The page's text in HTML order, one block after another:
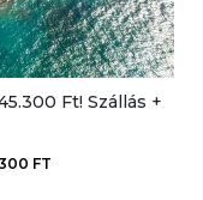
Ft! Szállás +
FT